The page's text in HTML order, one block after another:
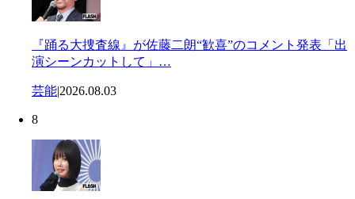
『踊る大捜査線』が佐藤二朗“歓喜”のコメント発表「出
演シーンカットして」…
芸能|2026.08.03
8